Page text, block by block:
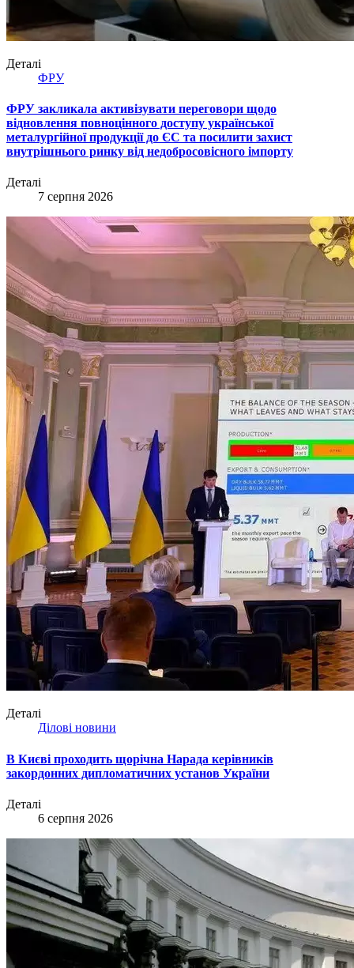
Деталі
ФРУ
ФРУ закликала активізувати переговори щодо
відновлення повноцінного доступу української
металургійної продукції до ЄС та посилити захист
внутрішнього ринку від недобросовісного імпорту
Деталі
7 серпня 2026
Деталі
Ділові новини
В Києві проходить щорічна Нарада керівників
закордонних дипломатичних установ України
Деталі
6 серпня 2026